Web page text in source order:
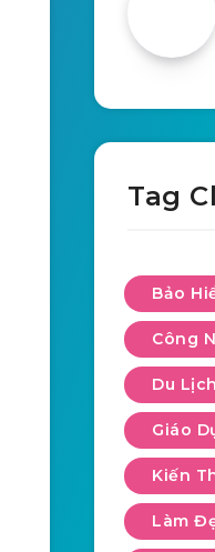
Tag
Bảo
Công
Du Lịch
Giáo
Kiến
Làm